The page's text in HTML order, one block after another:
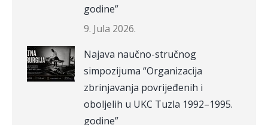
godine”
9. Jula 2026.
Najava naučno-stručnog
simpozijuma “Organizacija
zbrinjavanja povrijeđenih i
oboljelih u UKC Tuzla 1992–1995.
godine”